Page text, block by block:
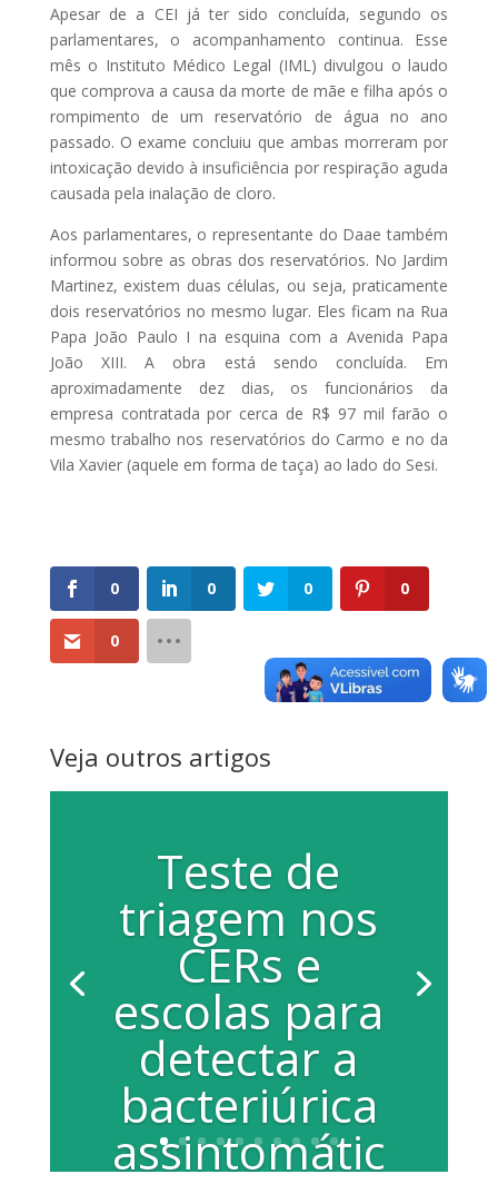
Apesar de a CEI já ter sido concluída, segundo os
parlamentares, o acompanhamento continua. Esse
mês o Instituto Médico Legal (IML) divulgou o laudo
que comprova a causa da morte de mãe e filha após o
rompimento de um reservatório de água no ano
passado. O exame concluiu que ambas morreram por
intoxicação devido à insuficiência por respiração aguda
causada pela inalação de cloro.
Aos parlamentares, o representante do Daae também
informou sobre as obras dos reservatórios. No Jardim
Martinez, existem duas células, ou seja, praticamente
dois reservatórios no mesmo lugar. Eles ficam na Rua
Papa João Paulo I na esquina com a Avenida Papa
João XIII. A obra está sendo concluída. Em
aproximadamente dez dias, os funcionários da
empresa contratada por cerca de R$ 97 mil farão o
mesmo trabalho nos reservatórios do Carmo e no da
Vila Xavier (aquele em forma de taça) ao lado do Sesi.
0 0 0 0
0
Veja outros artigos
Teste de
triagem nos
CERs e
escolas para
detectar a
bacteriúrica
assintomátic